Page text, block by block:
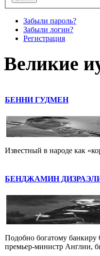
Забыли пароль?
Забыли логин?
Регистрация
Великие
БЕННИ ГУДМЕН
Известный в народе как
БЕНДЖАМИН
Подобно богатому
премьер-министр Англии,